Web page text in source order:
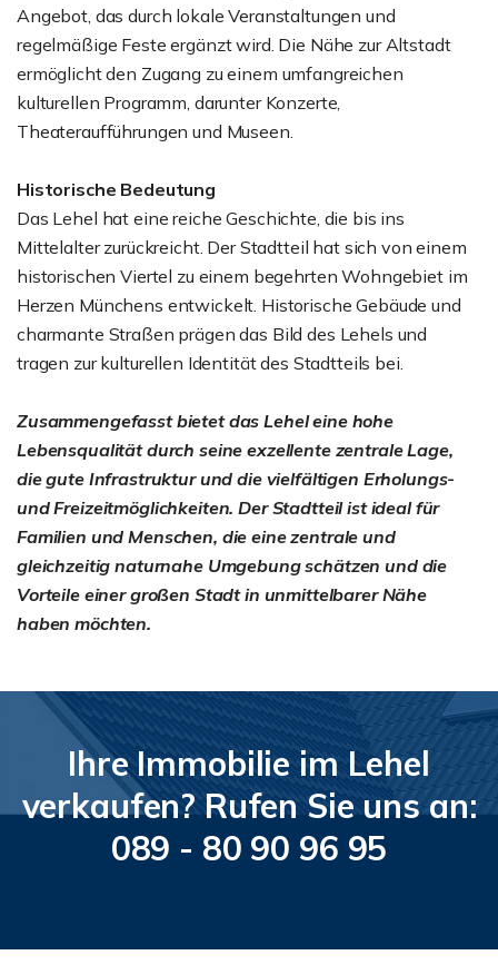
Angebot, das durch lokale Veranstaltungen und
regelmäßige Feste ergänzt wird. Die Nähe zur Altstadt
ermöglicht den Zugang zu einem umfangreichen
kulturellen Programm, darunter Konzerte,
Theateraufführungen und Museen.
Historische Bedeutung
Das Lehel hat eine reiche Geschichte, die bis ins
Mittelalter zurückreicht. Der Stadtteil hat sich von einem
historischen Viertel zu einem begehrten Wohngebiet im
Herzen Münchens entwickelt. Historische Gebäude und
charmante Straßen prägen das Bild des Lehels und
tragen zur kulturellen Identität des Stadtteils bei.
Zusammengefasst bietet das Lehel eine hohe
Lebensqualität durch seine exzellente zentrale Lage,
die gute Infrastruktur und die vielfältigen Erholungs-
und Freizeitmöglichkeiten. Der Stadtteil ist ideal für
Familien und Menschen, die eine zentrale und
gleichzeitig naturnahe Umgebung schätzen und die
Vorteile einer großen Stadt in unmittelbarer Nähe
haben möchten.
Ihre Immobilie im Lehel
verkaufen? Rufen Sie uns an:
089 - 80 90 96 95